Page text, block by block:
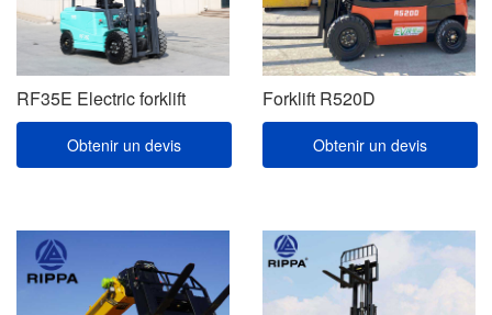
RF35E Electric forklift
Obtenir un devis
Forklift R520D
Obtenir un devis